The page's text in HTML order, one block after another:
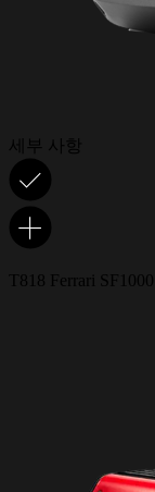
세부 사항
T818 Ferrari